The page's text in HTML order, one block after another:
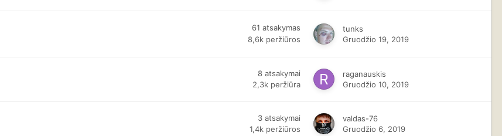
61 atsakymas
8,6k peržiūros
tunks
Gruodžio 19, 2019
8 atsakymai
2,3k peržiūra
raganauskis
Gruodžio 10, 2019
3 atsakymai
1,4k peržiūros
valdas-76
Gruodžio 6, 2019